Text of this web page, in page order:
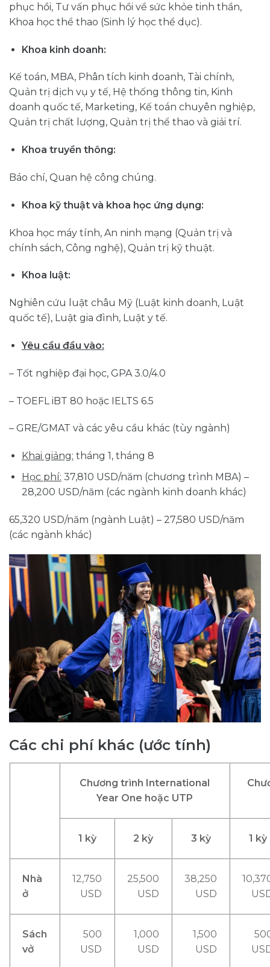
phục hồi, Tư vấn phục hồi về sức khỏe tinh thần,
Khoa học thể thao (Sinh lý học thể dục).
Khoa kinh doanh:
Kế toán, MBA, Phân tích kinh doanh, Tài chính,
Quản trị dịch vụ y tế, Hệ thống thông tin, Kinh
doanh quốc tế, Marketing, Kế toán chuyên nghiệp,
Quản trị chất lượng, Quản trị thể thao và giải trí.
Khoa truyền thông:
Báo chí, Quan hệ công chúng.
Khoa kỹ thuật và khoa học ứng dụng:
Khoa học máy tính, An ninh mạng (Quản trị và
chính sách, Công nghệ), Quản trị kỹ thuật.
Khoa luật:
Nghiên cứu luật châu Mỹ (Luật kinh doanh, Luật
quốc tế), Luật gia đình, Luật y tế.
Yêu cầu đầu vào:
– Tốt nghiệp đại học, GPA 3.0/4.0
– TOEFL iBT 80 hoặc IELTS 6.5
– GRE/GMAT và các yêu cầu khác (tùy ngành)
Khai giảng: tháng 1, tháng 8
Học phí: 37,810 USD/năm (chương trình MBA) –
28,200 USD/năm (các ngành kinh doanh khác)
65,320 USD/năm (ngành Luật) – 27,580 USD/năm
(các ngành khác)
Các chi phí khác (ước tính)
Chương trình International
Year One hoặc UTP
1 kỳ 2 kỳ 3 kỳ 1 kỳ
Nhà
ở
12,750
USD
25,500
USD
38,250
USD
Sách
vở
500
USD
1,000
USD
1,500
USD